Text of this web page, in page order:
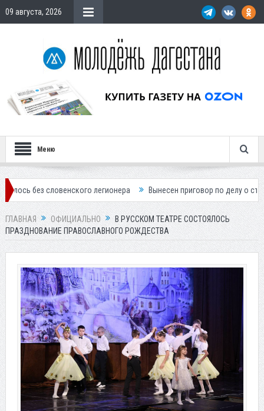
09 августа, 2026
Меню
легионера Вынесен приговор по делу о
ГЛАВНАЯ ОФИЦИАЛЬНО
В РУССКОМ ТЕАТРЕ СОСТОЯЛОСЬ
ПРАЗДНОВАНИЕ ПРАВОСЛАВНОГО РОЖДЕСТВА